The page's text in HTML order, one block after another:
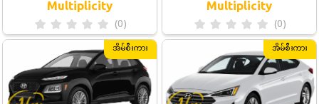
Multiplicity
(0)
Multiplicity
(0)
အိမ်စီးကား အိမ်စီးကား